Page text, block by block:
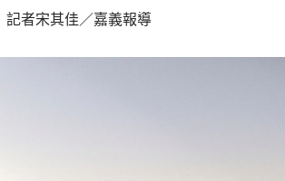
｜記者宋其佳／嘉義報導